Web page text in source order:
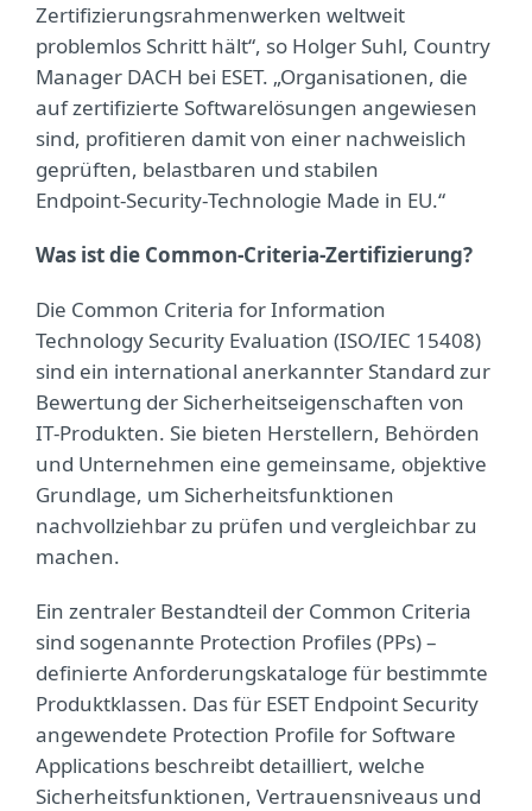
Zertifizierungsrahmenwerken weltweit
problemlos Schritt hält“, so Holger Suhl, Country
Manager DACH bei ESET. „Organisationen, die
auf zertifizierte Softwarelösungen angewiesen
sind, profitieren damit von einer nachweislich
geprüften, belastbaren und stabilen
Endpoint‑Security‑Technologie Made in EU.“
Was ist die Common‑Criteria‑Zertifizierung?
Die Common Criteria for Information
Technology Security Evaluation (ISO/IEC 15408)
sind ein international anerkannter Standard zur
Bewertung der Sicherheitseigenschaften von
IT‑Produkten. Sie bieten Herstellern, Behörden
und Unternehmen eine gemeinsame, objektive
Grundlage, um Sicherheitsfunktionen
nachvollziehbar zu prüfen und vergleichbar zu
machen.
Ein zentraler Bestandteil der Common Criteria
sind sogenannte Protection Profiles (PPs) –
definierte Anforderungskataloge für bestimmte
Produktklassen. Das für ESET Endpoint Security
angewendete Protection Profile for Software
Applications beschreibt detailliert, welche
Sicherheitsfunktionen, Vertrauensniveaus und